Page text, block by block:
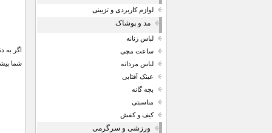
لوازم کاربردی و تزیینی
مد و پوشاک
لباس زنانه
ساعت مچی
لباس مردانه
عینک آفتابی
بچه گانه
مناسبتی
کیف و کفش
ورزشی و سرگرمی
شما پیشنهاد